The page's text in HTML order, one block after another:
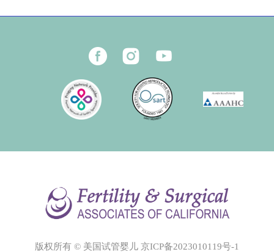
版权所有 © 美国试管婴儿 京ICP备2023010119号-1